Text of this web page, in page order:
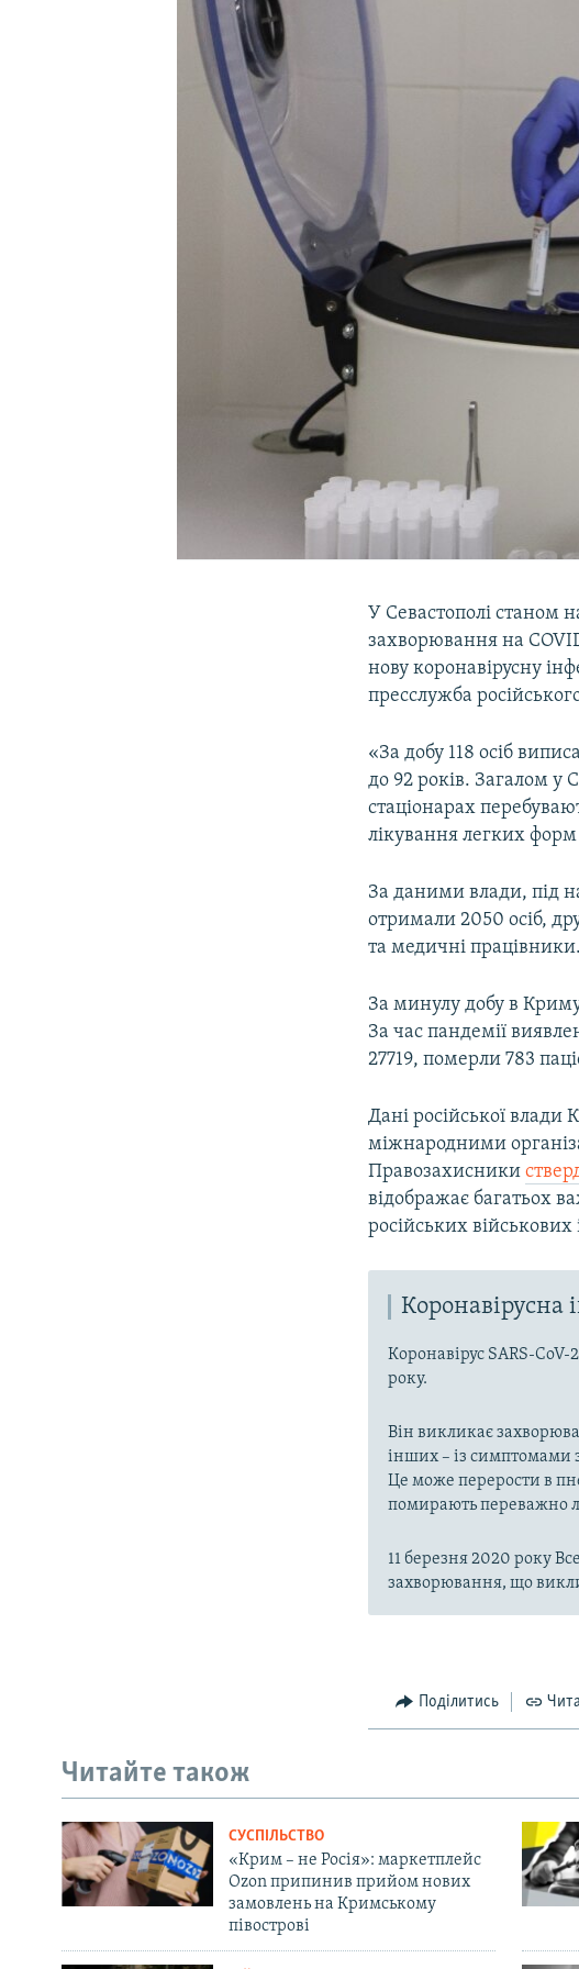
УКРАЇНСЬКА ПРОБЛЕМА КРИМУ
У Севастополі станом
захворювання на
нову коронавірусну
пресслужба
«За добу 118 осіб
до 92 років. Загалом у
стаціонарах
лікування легких форм
За даними влади, під
отримали 2050 осіб,
та медичні працівники.
За минулу добу в
За час пандемії
27719, померли 783
Дані російської влади
міжнародними
Правозахисники
відображає багатьох
російських військових
Коронавірусна
Коронавірус SARS-
року.
Він викликає
інших – із симптомами
Це може перерости в
помирають переважно
11 березня 2020 року
захворювання, що
Поділитись
Читайте також
СУСПІЛЬСТВО
«Крим – не Росія»: маркетплейс
Ozon припинив прийом нових
замовлень на Кримському
півострові